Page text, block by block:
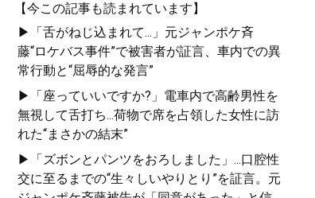
【今この記事も読まれています】
▶「舌がねじ込まれて...」元ジャンポケ斉
藤“ロケバス事件”で被害者が証言、車内での異
常行動と“屈辱的な発言”
▶「座っていいですか?」電車内で高齢男性を
無視して舌打ち...荷物で席を占領した女性に訪
れた“まさかの結末”
▶「ズボンとパンツをおろしました」...口腔性
交に至るまでの“生々しいやりとり”を証言。元